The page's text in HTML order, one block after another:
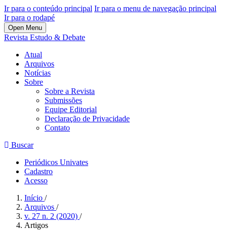
Ir para o conteúdo principal Ir para o menu de navegação principal
Ir para o rodapé
Open Menu
Revista Estudo & Debate
Atual
Arquivos
Notícias
Sobre
Sobre a Revista
Submissões
Equipe Editorial
Declaração de Privacidade
Contato
Buscar
Periódicos Univates
Cadastro
Acesso
Início /
Arquivos /
v. 27 n. 2 (2020) /
Artigos